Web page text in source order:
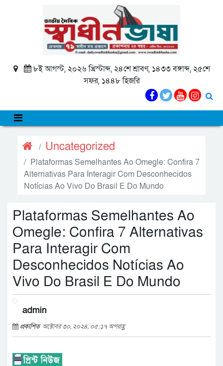
৮ই আগস্ট, ২০২৬ খ্রিস্টাব্দ, ২৪শে শ্রাবণ, ১৪৩৩ বঙ্গাব্দ, ২৫শে
সফর, ১৪৪৮ হিজরি
Uncategorized
Plataformas Semelhantes Ao Omegle: Confira 7
Alternativas Para Interagir Com Desconhecidos
Notícias Ao Vivo Do Brasil E Do Mundo
Plataformas Semelhantes Ao
Omegle: Confira 7 Alternativas
Para Interagir Com
Desconhecidos Notícias Ao
Vivo Do Brasil E Do Mundo
admin
প্রকাশিত অক্টোবর ৩০, ২০২৪, ০৫:১৭ অপরাহ্ণ